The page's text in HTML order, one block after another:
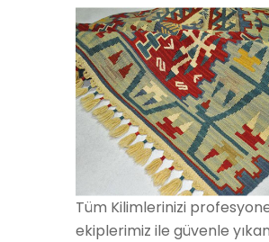
Tüm Kilimlerinizi
ekiplerimiz ile güvenle